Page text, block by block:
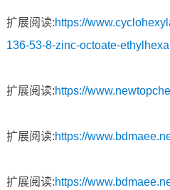
扩展阅读:https://
136-53-8-zinc-octoate-
扩展阅读:https://
扩展阅读:https://
扩展阅读:https://